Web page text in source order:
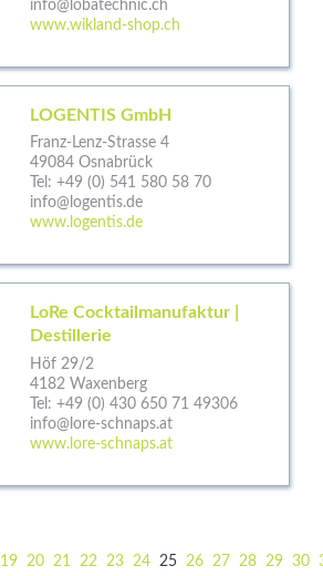
info@lobatechnic.ch
www.wikland-shop.ch
LOGENTIS GmbH
Franz-Lenz-Strasse 4
49084 Osnabrück
Tel: +49 (0) 541 580 58 70
info@logentis.de
www.logentis.de
LoRe Cocktailmanufaktur |
Destillerie
Höf 29/2
4182 Waxenberg
Tel: +49 (0) 430 650 71 49306
info@lore-schnaps.at
www.lore-schnaps.at
19 20 21 22 23 24 25 26 27 28 29 30